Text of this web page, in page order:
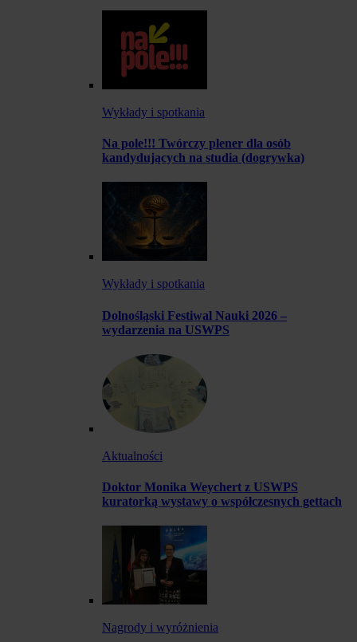
Wykłady i spotkania
Na pole!!! Twórczy plener dla osób
kandydujących na studia (dogrywka)
Wykłady i spotkania
Dolnośląski Festiwal Nauki 2026 –
wydarzenia na USWPS
Aktualności
Doktor Monika Weychert z USWPS
kuratorką wystawy o współczesnych gettach
Nagrody i wyróżnienia